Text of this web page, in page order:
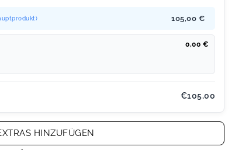
105,00 €
0,00 €
€105,00
HINZUFÜGEN